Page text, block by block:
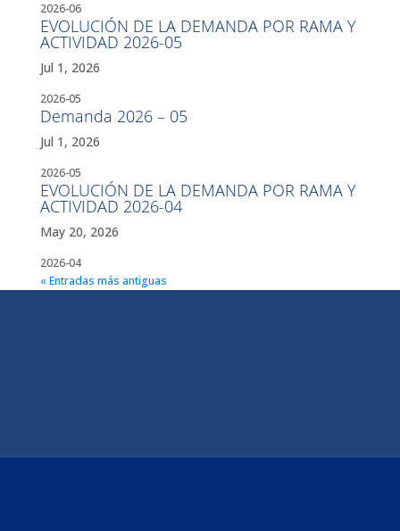
2026-06
EVOLUCIÓN DE LA DEMANDA POR RAMA Y
ACTIVIDAD 2026-05
Jul 1, 2026
2026-05
Demanda 2026 – 05
Jul 1, 2026
2026-05
EVOLUCIÓN DE LA DEMANDA POR RAMA Y
ACTIVIDAD 2026-04
May 20, 2026
2026-04
« Entradas más antiguas